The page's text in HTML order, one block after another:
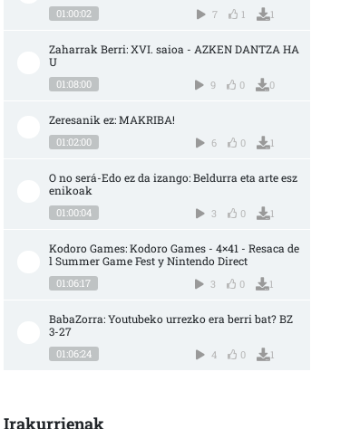
01:00:02 7 1 1
Zaharrak Berri: XVI. saioa - AZKEN DANTZA HA
U
01:08:00 9 0 0
Zeresanik ez: MAKRIBA!
01:02:00 6 0 1
O no será-Edo ez da izango: Beldurra eta arte esz
enikoak
01:00:04 3 0 1
Kodoro Games: Kodoro Games - 4×41 - Resaca de
l Summer Game Fest y Nintendo Direct
01:06:17 3 0 1
BabaZorra: Youtubeko urrezko era berri bat? BZ
3-27
01:06:24 4 0 1
Irakurrienak